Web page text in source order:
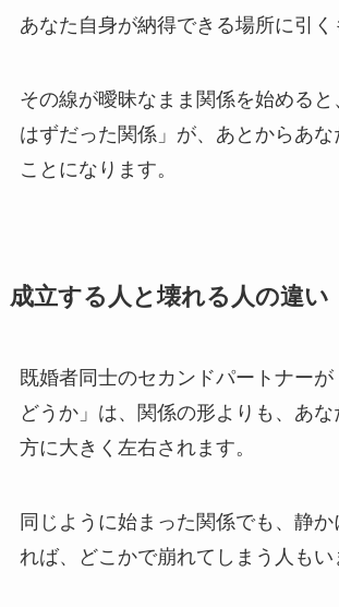
あなた自身が納得できる場所に引く
その線が曖昧なまま関係を始めると
はずだった関係」が、あとからあな
ことになります。
成立する人と壊れる人の違い
既婚者同士のセカンドパートナー
どうか」は、関係の形よりも、あな
方に大きく左右されます。
同じように始まった関係でも、静
れば、どこかで崩れてしまう人もい